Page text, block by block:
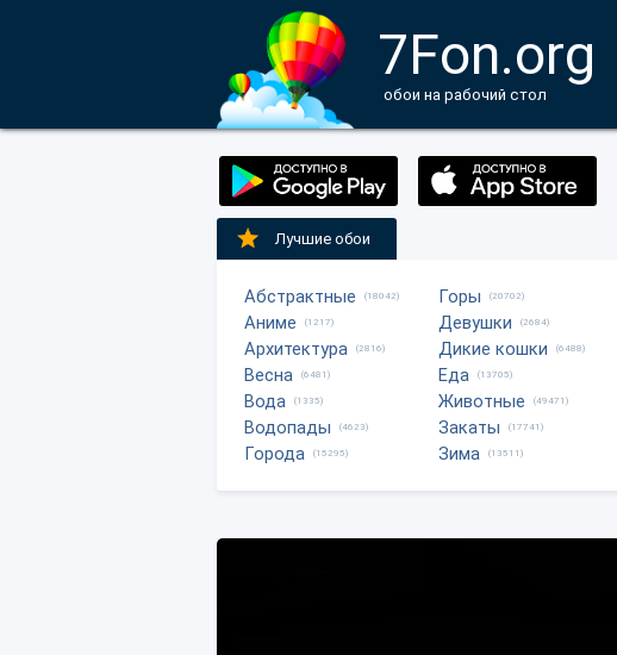
7Fon.org
обои на рабочий стол
Лучшие обои
Абстрактные (18042)
Аниме (1217)
Архитектура (2816)
Весна (6481)
Вода (1335)
Водопады (4623)
Города (15295)
Горы (20702)
Девушки (2684)
Дикие кошки (6488)
Еда (13705)
Животные (49471)
Закаты (17741)
Зима (13511)